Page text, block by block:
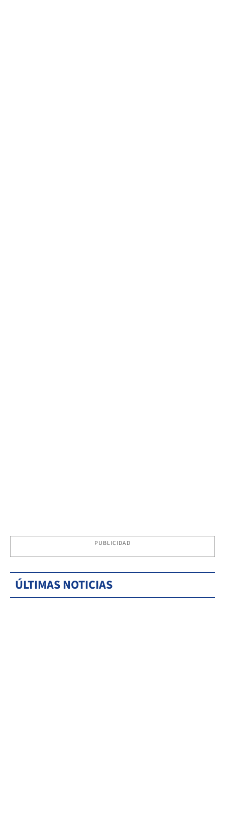
PUBLICIDAD
ÚLTIMAS NOTICIAS